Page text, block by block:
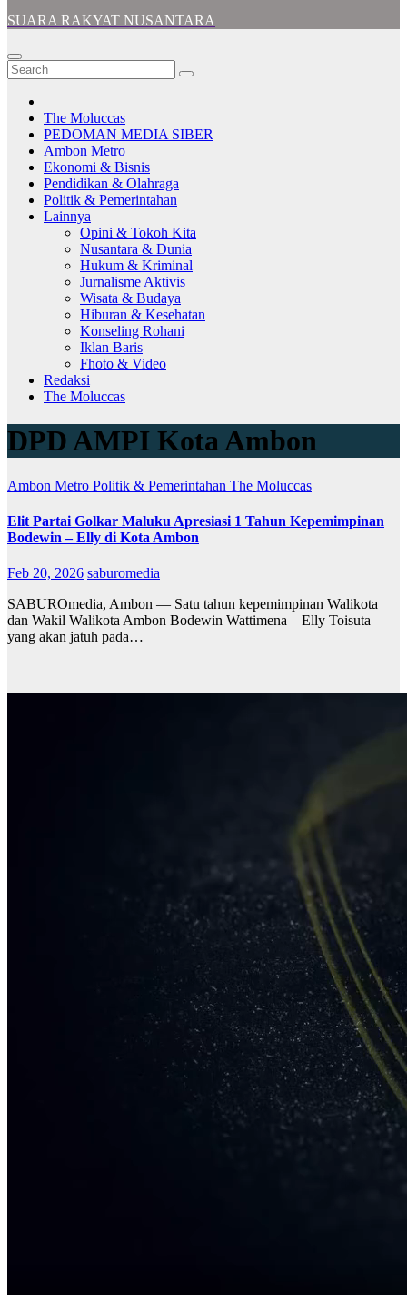
SUARA RAKYAT NUSANTARA
The Moluccas
PEDOMAN MEDIA SIBER
Ambon Metro
Ekonomi & Bisnis
Pendidikan & Olahraga
Politik & Pemerintahan
Lainnya
Opini & Tokoh Kita
Nusantara & Dunia
Hukum & Kriminal
Jurnalisme Aktivis
Wisata & Budaya
Hiburan & Kesehatan
Konseling Rohani
Iklan Baris
Fhoto & Video
Redaksi
The Moluccas
DPD AMPI Kota Ambon
Ambon Metro Politik & Pemerintahan The Moluccas
Elit Partai Golkar Maluku Apresiasi 1 Tahun Kepemimpinan
Bodewin – Elly di Kota Ambon
Feb 20, 2026 saburomedia
SABUROmedia, Ambon — Satu tahun kepemimpinan Walikota
dan Wakil Walikota Ambon Bodewin Wattimena – Elly Toisuta
yang akan jatuh pada…